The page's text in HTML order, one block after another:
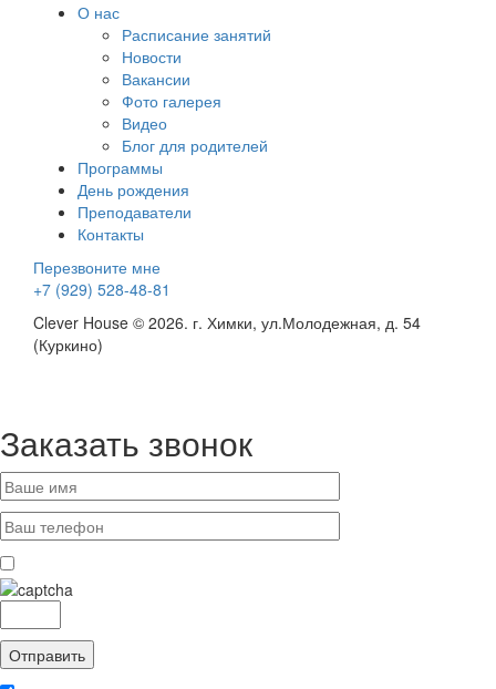
О нас
Расписание занятий
Новости
Вакансии
Фото галерея
Видео
Блог для родителей
Программы
День рождения
Преподаватели
Контакты
Перезвоните мне
+7 (929) 528-48-81
Clever House © 2026. г. Химки, ул.Молодежная, д. 54
(Куркино)
Заказать звонок